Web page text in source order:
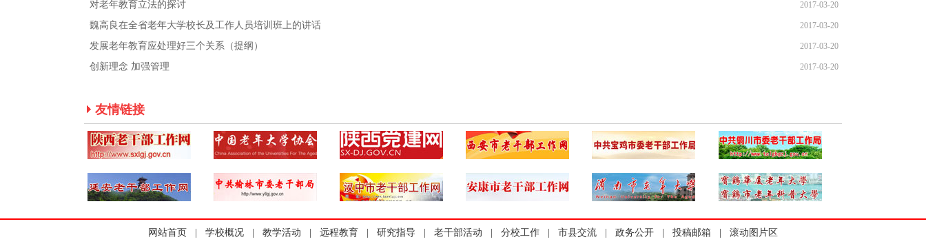
2017-03-20
对老年教育立法的探讨
2017-03-20
魏高良在全省老年大学校长及工作人员培训班上的讲话
2017-03-20
发展老年教育应处理好三个关系（提纲）
2017-03-20
创新理念 加强管理
友情链接
网站首页 学校概况 教学活动 远程教育 研究指导 老干部活动 分校工作 市县交流 政务公开 投稿邮箱 滚动图片区